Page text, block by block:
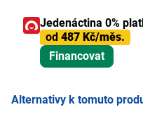
Jedenáctina 0%
od 487 Kč/měs.
Financovat
Alternativy k tomuto